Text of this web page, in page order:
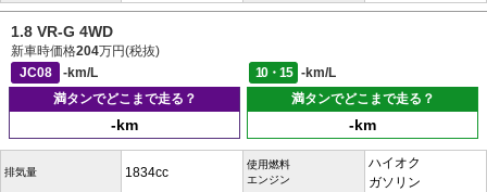
1.8 VR-G 4WD
新車時価格204万円(税抜)
JC08
-km/L 10・15
-km/L
満タンでどこまで走る？
-km
満タンでどこまで走る？
-km
排気量 1834cc
使用燃料
エンジン
ハイオク
ガソリン